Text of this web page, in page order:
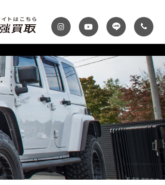
Audi
VOLVO
自動車保険
必要書類
トップランク神戸
ROKKO i PARK